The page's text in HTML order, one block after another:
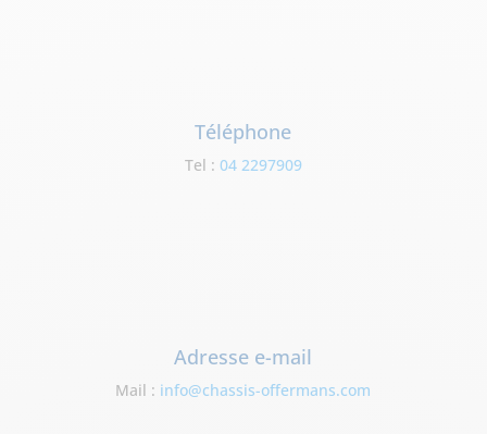
Téléphone
Tel : 04 2297909
Adresse e-mail
Mail : info@chassis-offermans.com